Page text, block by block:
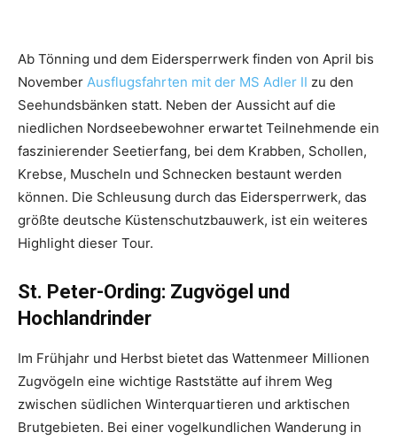
Ab Tönning und dem Eidersperrwerk finden von April bis
November Ausflugsfahrten mit der MS Adler II zu den
Seehundsbänken statt. Neben der Aussicht auf die
niedlichen Nordseebewohner erwartet Teilnehmende ein
faszinierender Seetierfang, bei dem Krabben, Schollen,
Krebse, Muscheln und Schnecken bestaunt werden
können. Die Schleusung durch das Eidersperrwerk, das
größte deutsche Küstenschutzbauwerk, ist ein weiteres
Highlight dieser Tour.
St. Peter-Ording: Zugvögel und
Hochlandrinder
Im Frühjahr und Herbst bietet das Wattenmeer Millionen
Zugvögeln eine wichtige Raststätte auf ihrem Weg
zwischen südlichen Winterquartieren und arktischen
Brutgebieten. Bei einer vogelkundlichen Wanderung in